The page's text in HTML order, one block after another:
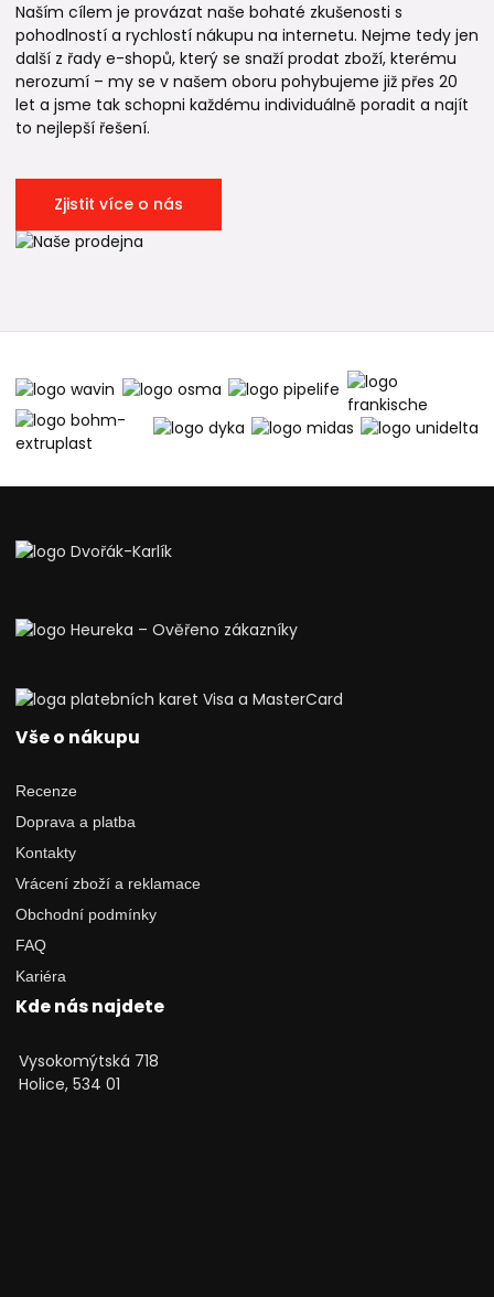
Naším cílem je provázat naše bohaté zkušenosti s
pohodlností a rychlostí nákupu na internetu. Nejme tedy jen
další z řady e-shopů, který se snaží prodat zboží, kterému
nerozumí – my se v našem oboru pohybujeme již přes 20
let a jsme tak schopni každému individuálně poradit a najít
to nejlepší řešení.
Zjistit více o nás
Vše o nákupu
Recenze
Doprava a platba
Kontakty
Vrácení zboží a reklamace
Obchodní podmínky
FAQ
Kariéra
Kde nás najdete
Vysokomýtská 718
Holice, 534 01